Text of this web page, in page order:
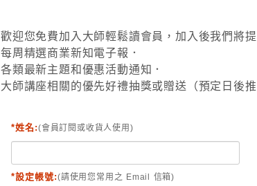
歡迎您免費加入大師輕鬆讀會員，加入後我們將
每周精選商業新知電子報．
各類最新主題和優惠活動通知．
大師講座相關的優先好禮抽獎或贈送（預定日後推
*姓名:(會員訂閱或收貨人使用)
*設定帳號:(請使用您常用之 Email 信箱)